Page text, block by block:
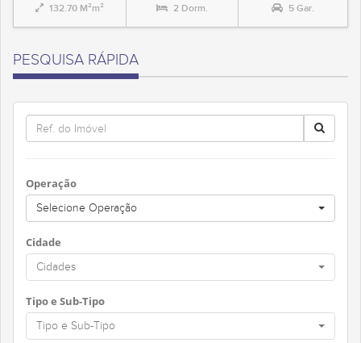
132.70 M²m² 2 Dorm. 5 Gar.
PESQUISA RÁPIDA
Operação
Selecione Operação
Cidade
Cidades
Tipo e Sub-Tipo
Tipo e Sub-Tipo